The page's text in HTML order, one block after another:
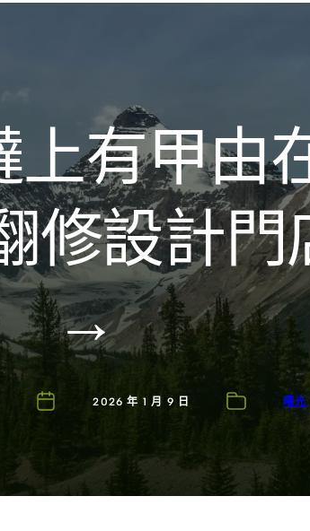
有甲由
修設計門
→
2026 年 1 月 9 日 曙光